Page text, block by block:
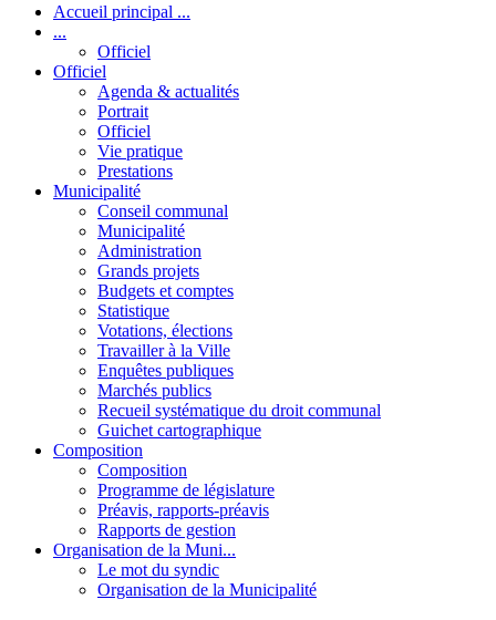
Accueil principal ...
...
Officiel
Officiel
Agenda & actualités
Portrait
Officiel
Vie pratique
Prestations
Municipalité
Conseil communal
Municipalité
Administration
Grands projets
Budgets et comptes
Statistique
Votations, élections
Travailler à la Ville
Enquêtes publiques
Marchés publics
Recueil systématique du droit communal
Guichet cartographique
Composition
Composition
Programme de législature
Préavis, rapports-préavis
Rapports de gestion
Organisation de la Muni...
Le mot du syndic
Organisation de la Municipalité